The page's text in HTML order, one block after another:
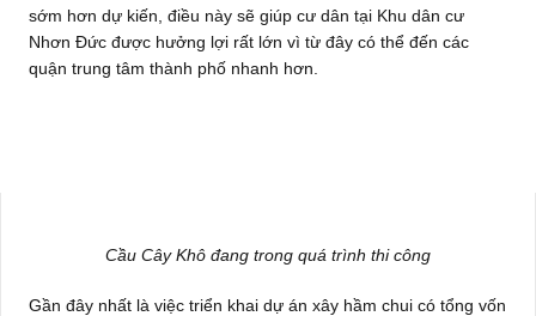
sớm hơn dự kiến, điều này sẽ giúp cư dân tại Khu dân cư
Nhơn Đức được hưởng lợi rất lớn vì từ đây có thể đến các
quận trung tâm thành phố nhanh hơn.
Cầu Cây Khô đang trong quá trình thi công
Gần đây nhất là việc triển khai dự án xây hầm chui có tổng vốn